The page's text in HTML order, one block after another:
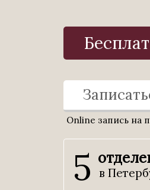
Online запись на
5 в